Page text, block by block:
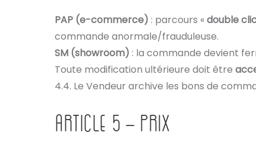
PAP (e-commerce) : parcours «double
commande anormale/frauduleuse.
SM (showroom) : la commande devient
Toute modification ultérieure doit être
4.4. Le Vendeur archive les bons de
ARTICLE 5 – PRIX